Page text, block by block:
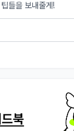
들을 보내줄게!